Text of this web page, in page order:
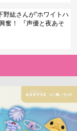
野紘さんが“ホワイトハ
奮！ 『声優と夜あそ